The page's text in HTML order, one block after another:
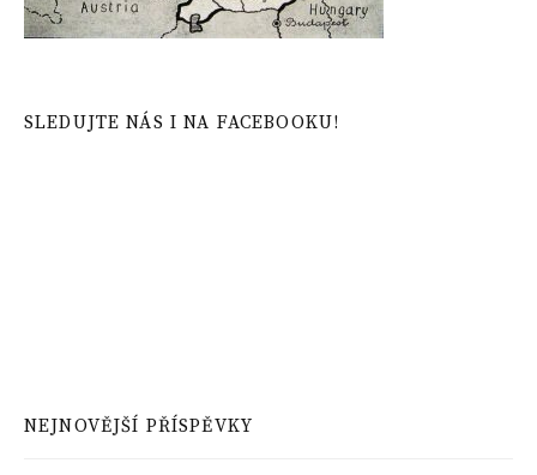
SLEDUJTE NÁS I NA FACEBOOKU!
NEJNOVĚJŠÍ PŘÍSPĚVKY